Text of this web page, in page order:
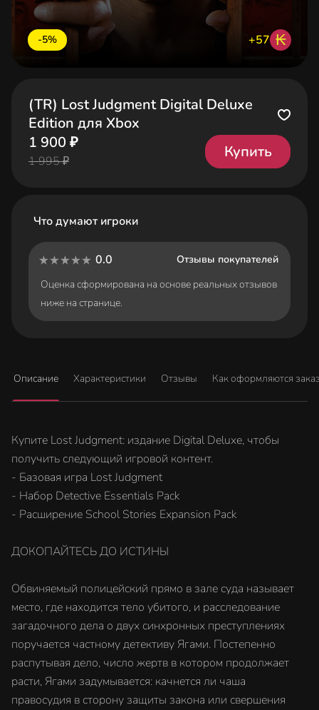
-5% +57 ₭
(TR) Lost Judgment Digital Deluxe
Edition для Xbox
1 900 ₽
1 995 ₽
Купить
Что думают игроки
0.0
Отзывы покупателей
Оценка сформирована на основе реальных отзывов
ниже на странице.
Описание Характеристики Отзывы Как оформляются
Купите Lost Judgment: издание Digital Deluxe, чтобы
получить следующий игровой контент.
- Базовая игра Lost Judgment
- Набор Detective Essentials Pack
- Расширение School Stories Expansion Pack
ДОКОПАЙТЕСЬ ДО ИСТИНЫ
Обвиняемый полицейский прямо в зале суда называет
место, где находится тело убитого, и расследование
загадочного дела о двух синхронных преступлениях
поручается частному детективу Ягами. Постепенно
распутывая дело, число жертв в котором продолжает
расти, Ягами задумывается: качнется ли чаша
правосудия в сторону защиты закона или свершения